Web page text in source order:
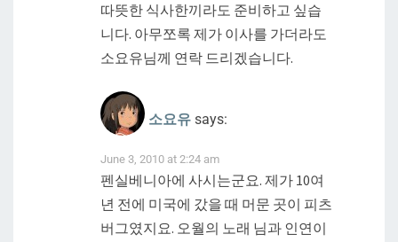
따뜻한 식사한끼라도 준비하고 싶습
니다. 아무쪼록 제가 이사를 가더라도
소요유님께 연락 드리겠습니다.
소요유 says:
June 3, 2010 at 2:24 am
펜실베니아에 사시는군요. 제가 10여
년 전에 미국에 갔을 때 머문 곳이 피츠
버그였지요. 오월의 노래 님과 인연이